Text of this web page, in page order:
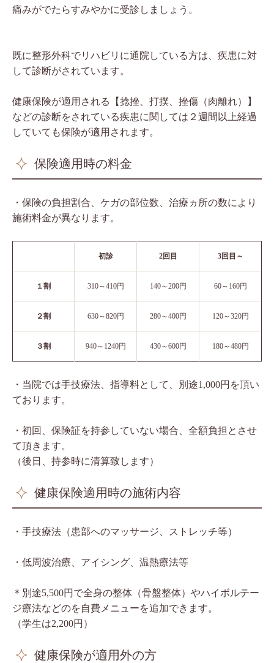
痛みがでたらすみやかに受診しましょう。
既に整形外科でリハビリに通院している方は、疾患に対
して診断がされています。
健康保険が適用される【捻挫、打撲、挫傷（肉離れ）】
などの診断をされている疾患に関しては２週間以上経過
していても保険が適用されます。
保険適用時の料金
・保険の負担割合、ケガの部位数、治療ヵ所の数により
施術料金が異なります。
初診 2回目 3回目～
１割 310～410円 140～200円 60～160円
２割 630～820円 280～400円 120～320円
３割 940～1240円 430～600円 180～480円
・当院では手技療法、指導料として、別途1,000円を頂い
ております。
・初回、保険証を持参していない場合、全額負担とさせ
て頂きます。
（後日、持参時に清算致します）
健康保険適用時の施術内容
・手技療法（患部へのマッサージ、ストレッチ等）
・低周波治療、アイシング、温熱療法等
＊別途5,500円で全身の整体（骨盤整体）やハイボルテー
ジ療法などのを自費メニューを追加できます。
（学生は2,200円）
健康保険が適用外の方